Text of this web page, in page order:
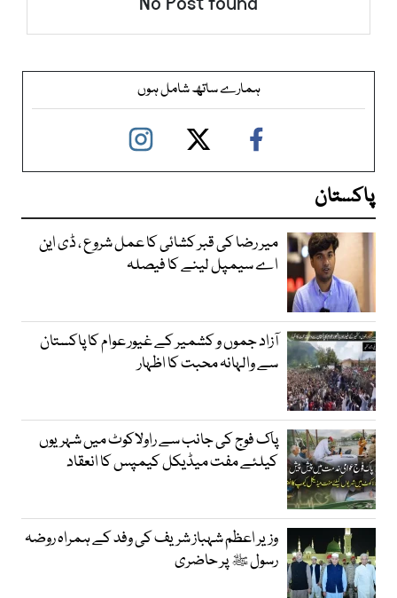
ہمارے ساتھ شامل ہوں
پاکستان
میر رضا کی قبر کشائی کا عمل شروع ، ڈی این
اے سیمپل لینے کا فیصلہ
آزاد جموں و کشمیر کے غیور عوام کا پاکستان
سے والہانہ محبت کا اظہار
پاک فوج کی جانب سے راولاکوٹ میں شہریوں
کیلئے مفت میڈیکل کیمپس کا انعقاد
وزیر اعظم شہباز شریف کی وفد کے ہمراہ روضہ
رسول ﷺ پر حاضری